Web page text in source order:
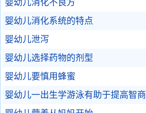
婴幼儿消化不良方
婴幼儿消化系统的特点
婴幼儿泄泻
婴幼儿选择药物的剂型
婴幼儿要慎用蜂蜜
婴幼儿一出生学游泳有助于提高智商